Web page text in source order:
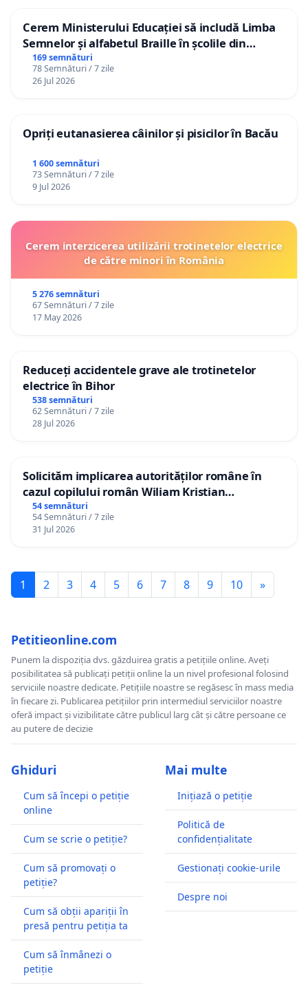
Cerem Ministerului Educației să includă Limba
Semnelor și alfabetul Braille în școlile din
Republica Moldova!
169 semnături
78 Semnături / 7 zile
26 Jul 2026
Opriți eutanasierea câinilor și pisicilor în Bacău
1 600 semnături
73 Semnături / 7 zile
9 Jul 2026
Cerem interzicerea utilizării trotinetelor electrice
de către minori în România
5 276 semnături
67 Semnături / 7 zile
17 May 2026
Reduceți accidentele grave ale trotinetelor
electrice în Bihor
538 semnături
62 Semnături / 7 zile
28 Jul 2026
Solicităm implicarea autorităților române în
cazul copilului român Wiliam Kristian
Gheorghe, aflat în plasament în Danemarca de
12 ani
54 semnături
54 Semnături / 7 zile
31 Jul 2026
1 2 3 4 5 6 7 8 9 10 »
Petitieonline.com
Punem la dispoziția dvs. găzduirea gratis a petițiile online. Aveți
posibilitatea să publicați petiții online la un nivel profesional folosind
serviciile noastre dedicate. Petițiile noastre se regăsesc în mass media
în fiecare zi. Publicarea petițiilor prin intermediul serviciilor noastre
oferă impact și vizibilitate către publicul larg cât și către persoane ce
au putere de decizie
Ghiduri
Cum să începi o petiție
online
Cum se scrie o petiție?
Cum să promovați o
petiție?
Cum să obții apariții în
presă pentru petiția ta
Cum să înmânezi o
petiție
Mai multe
Inițiază o petiție
Politică de
confidențialitate
Gestionați cookie-urile
Despre noi